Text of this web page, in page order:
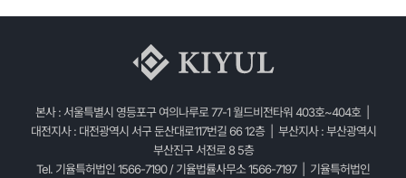
본사 : 서울특별시 영등포구 여의나루로 77-1 월드비전타워 403호~404호 |
대전지사 : 대전광역시 서구 둔산대로117번길 66 12층 | 부산지사 : 부산광역시
부산진구 서전로 8 5층
Tel. 기율특허법인 1566-7190 / 기율법률사무소 1566-7197 | 기율특허법인